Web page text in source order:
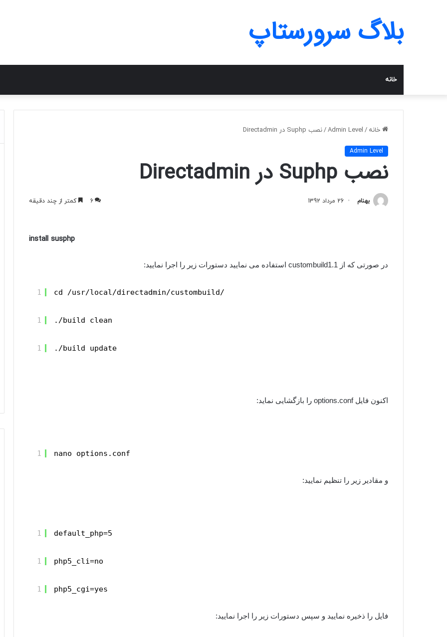
بلاگ سرورستاپ
خانه
خانه /
Admin Level
/نصب Suphp در Directadmin
Admin Level
نصب Suphp در Directadmin
بهنام 26 مرداد 1392 6 کمتر از چند دقیقه
install susphp
در صورتی که از custombuild1.1 استفاده می نمایید دستورات زیر را اجرا نمایید:
1 cd /usr/local/directadmin/custombuild/
1 ./build clean
1 ./build update
اکنون فایل options.conf را بازگشایی نماید:
1 nano options.conf
و مقادیر زیر را تنظیم نمایید:
1 default_php=5
1 php5_cli=no
1 php5_cgi=yes
فایل را ذخیره نمایید و سپس دستورات زیر را اجرا نمایید: